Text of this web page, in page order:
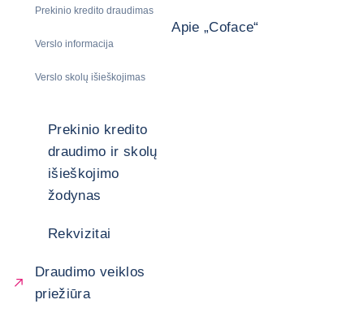
Prekinio kredito draudimas
Verslo informacija
Verslo skolų išieškojimas
Apie „Coface“
Prekinio kredito
draudimo ir skolų
išieškojimo
žodynas
Rekvizitai
Draudimo veiklos
priežiūra